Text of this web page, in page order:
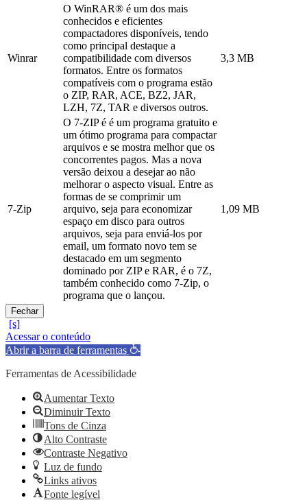
Winrar
O WinRAR® é um dos mais
conhecidos e eficientes
compactadores disponíveis, tendo
como principal destaque a
compatibilidade com diversos
formatos. Entre os formatos
compatíveis com o programa estão
o ZIP, RAR, ACE, BZ2, JAR,
LZH, 7Z, TAR e diversos outros.
3,3 MB
7-Zip
O 7-ZIP é é um programa gratuito e
um ótimo programa para compactar
arquivos e se mostra melhor que os
concorrentes pagos. Mas a nova
versão deixou a desejar ao não
melhorar o aspecto visual. Entre as
formas de se comprimir um
arquivo, seja para economizar
espaço em disco para outros
arquivos, seja para enviá-los por
email, um formato novo tem se
destacado em um segmento
dominado por ZIP e RAR, é o 7Z,
também conhecido como 7-Zip, o
programa que o lançou.
1,09 MB
Fechar
Acessar o conteúdo
Abrir a barra de ferramentas
Ferramentas de Acessibilidade
Aumentar Texto
Diminuir Texto
Tons de Cinza
Alto Contraste
Contraste Negativo
Luz de fundo
Links ativos
Fonte legível